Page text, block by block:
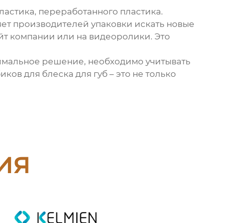
переработанного пластика.
производителей упаковки искать новые
компании или на видеоролики. Это
решение, необходимо учитывать
для блеска для губ– это не только